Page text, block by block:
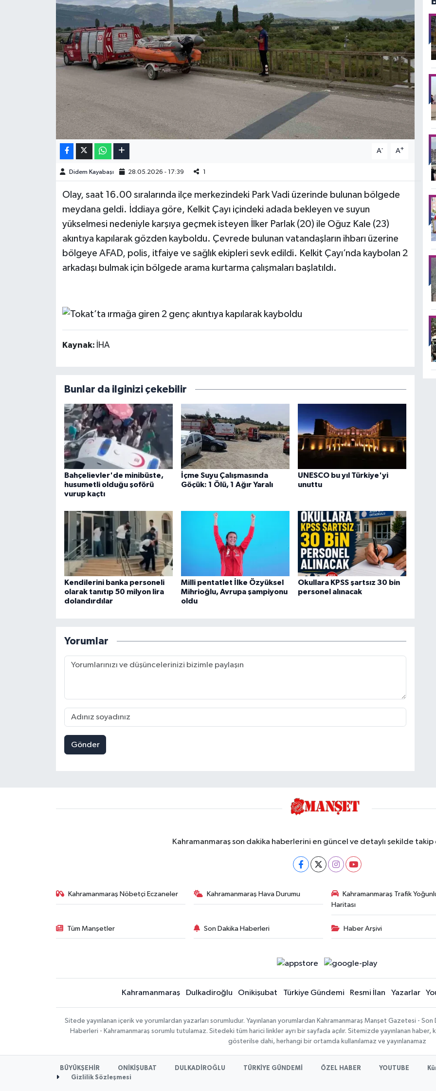
A- A+
Didem Kayabaşı 28.05.2026 - 17:39 1
Olay, saat 16.00 sıralarında ilçe merkezindeki Park Vadi üzerinde bulunan bölgede
meydana geldi. İddiaya göre, Kelkit Çayı içindeki adada bekleyen ve suyun
yükselmesi nedeniyle karşıya geçmek isteyen İlker Parlak (20) ile Oğuz Kale (23)
akıntıya kapılarak gözden kayboldu. Çevrede bulunan vatandaşların ihbarı üzerine
bölgeye AFAD, polis, itfaiye ve sağlık ekipleri sevk edildi. Kelkit Çayı’nda kaybolan 2
arkadaşı bulmak için bölgede arama kurtarma çalışmaları başlatıldı.
Kaynak: İHA
Bunlar da ilginizi çekebilir
Bahçelievler'de minibüste,
husumetli olduğu şoförü
vurup kaçtı
İçme Suyu Çalışmasında
Göçük: 1 Ölü, 1 Ağır Yaralı
UNESCO bu yıl Türkiye'yi
unuttu
Kendilerini banka personeli
olarak tanıtıp 50 milyon lira
dolandırdılar
Milli pentatlet İlke Özyüksel
Mihrioğlu, Avrupa şampiyonu
oldu
Okullara KPSS şartsız 30 bin
personel alınacak
Yorumlar
Gönder
Kahramanmaraş son dakika haberlerini en güncel ve detaylı şekilde
Kahramanmaraş Nöbetçi Eczaneler Kahramanmaraş Hava Durumu
Kahramanmaraş Trafik
Haritası
Tüm Manşetler Son Dakika Haberleri Haber Arşivi
Kahramanmaraş Dulkadiroğlu Onikişubat Türkiye Gündemi Resmi İlan Yazarlar
Sitede yayınlanan içerik ve yorumlardan yazarları sorumludur. Yayınlanan yorumlardan Kahramanmaraş Manşet Gazetesi -
Haberleri - Kahramanmaraş sorumlu tutulamaz. Sitedeki tüm harici linkler ayrı bir sayfada açılır. Sitemizde yayınlanan haber,
gösterilse dahi, herhangi bir ortamda kullanılamaz ve yayınlanamaz
BÜYÜKŞEHİR ONİKİŞUBAT DULKADİROĞLU TÜRKİYE GÜNDEMİ ÖZEL HABER YOUTUBE
Gizlilik Sözleşmesi